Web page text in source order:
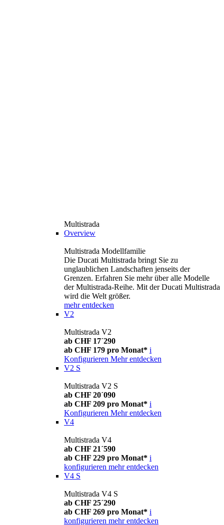
Multistrada
Overview
Multistrada Modellfamilie
Die Ducati Multistrada bringt Sie zu
unglaublichen Landschaften jenseits der
Grenzen. Erfahren Sie mehr über alle Modelle
der Multistrada-Reihe. Mit der Ducati Multistrada
wird die Welt größer.
mehr entdecken
V2
Multistrada V2
ab CHF 17´290
ab CHF 179 pro Monat* i
Konfigurieren Mehr entdecken
V2 S
Multistrada V2 S
ab CHF 20´090
ab CHF 209 pro Monat* i
Konfigurieren Mehr entdecken
V4
Multistrada V4
ab CHF 21´590
ab CHF 229 pro Monat* i
konfigurieren mehr entdecken
V4 S
Multistrada V4 S
ab CHF 25´290
ab CHF 269 pro Monat* i
konfigurieren mehr entdecken